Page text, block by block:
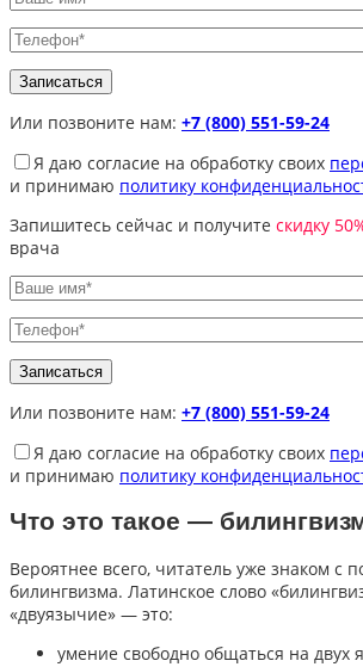
Или позвоните нам: +7 (800) 551-59-24
Я даю согласие на обработку своих
и принимаю политику
Запишитесь сейчас и получите скидку
врача
Или позвоните нам: +7 (800) 551-59-24
Я даю согласие на обработку своих
и принимаю политику
Что это такое —
Вероятнее всего, читатель уже знаком с
билингвизма. Латинское слово
«двуязычие» — это:
умение свободно общаться на двух